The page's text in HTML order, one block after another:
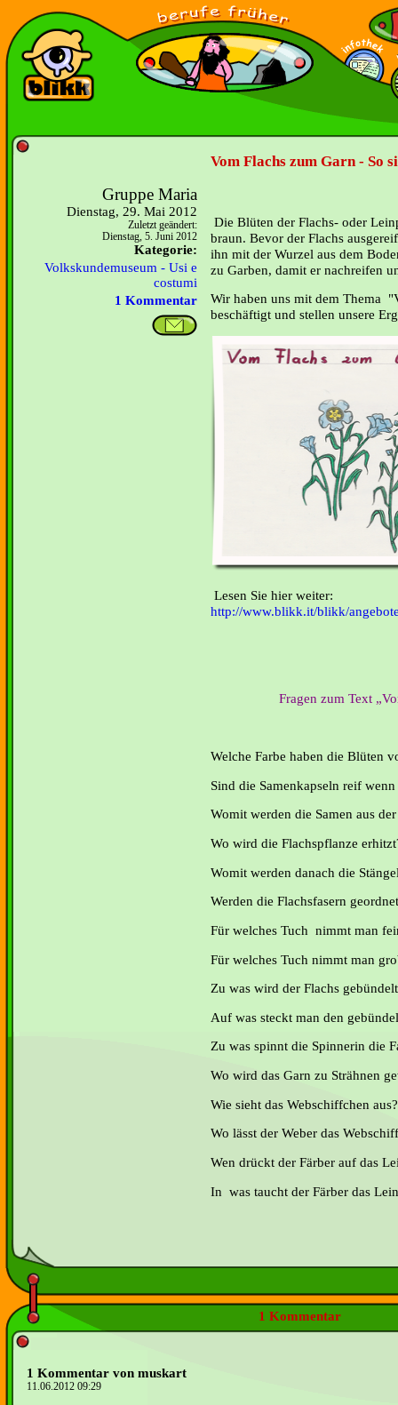
Vom Flachs zum Garn - So
Gruppe Maria
Dienstag, 29. Mai 2012
Zuletzt geändert:
Dienstag, 5. Juni 2012
Kategorie:
Volkskundemuseum - Usi e
costumi
1 Kommentar
Die Blüten der Flachs- oder
braun. Bevor der Flachs
ihn mit der Wurzel aus dem
zu Garben, damit er nachreifen
Wir haben uns mit dem Thema
beschäftigt und stellen unsere
Lesen Sie hier weiter:
http://www.blikk.it/blikk/
Fragen zum Text
Welche Farbe haben die Blüten
Sind die Samenkapseln reif
Womit werden die Samen aus
Wo wird die Flachspflanze
Womit werden danach die
Werden die Flachsfasern
Für welches Tuch nimmt man
Für welches Tuch nimmt man
Zu was wird der Flachs
Auf was steckt man den
Zu was spinnt die Spinnerin die
Wo wird das Garn zu Strähnen
Wie sieht das Webschiffchen aus?
Wo lässt der Weber das
Wen drückt der Färber auf das
In was taucht der Färber das
1 Kommentar
1 Kommentar von muskart
11.06.2012 09:29